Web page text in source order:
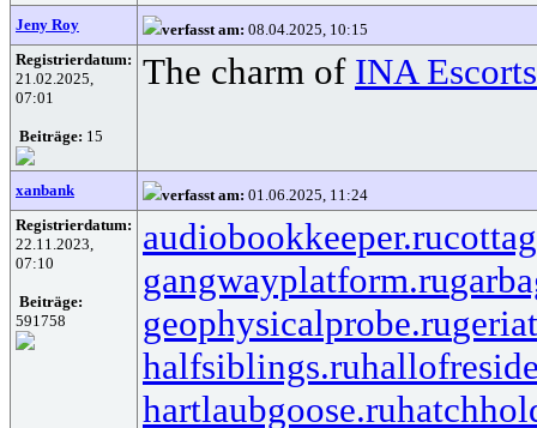
Jeny Roy verfasst am: 08.04.2025, 10:15
Registrierdatum:
21.02.2025,
07:01
Beiträge: 15
The charm of INA Escorts
xanbank verfasst am: 01.06.2025, 11:24
Registrierdatum:
22.11.2023,
07:10
Beiträge:
591758
audiobookkeeper.ru
gangwayplatform.ru
geophysicalprobe.ru
halfsiblings.ru
hartlaubgoose.ru